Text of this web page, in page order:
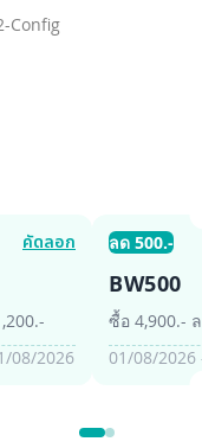
Config
คัดลอก
08/2026
ลด 500.-
BW500
ซื้อ 4,900.-
01/08/2026